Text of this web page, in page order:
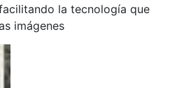
la tecnología que
imágenes